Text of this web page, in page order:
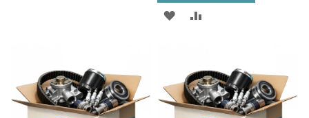
D’ENVIE
AJOUTER
LISTE
D’ENVIE